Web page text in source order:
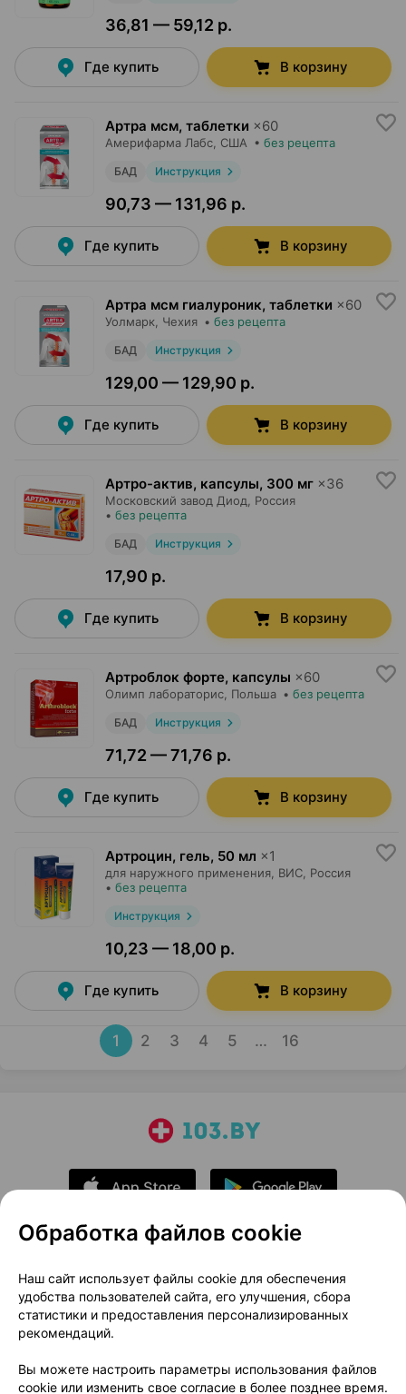
36,81 — 59,12 р.
Где купить В корзину
Артра мсм, таблетки ×60
Америфарма Лабс , США • без рецепта
БАД Инструкция
90,73 — 131,96 р.
Где купить В корзину
Артра мсм гиалуроник, таблетки ×60
Уолмарк , Чехия • без рецепта
БАД Инструкция
129,00 — 129,90 р.
Где купить В корзину
Артро-актив, капсулы, 300 мг ×36
Московский завод Диод , Россия
• без рецепта
БАД Инструкция
17,90 р.
Где купить В корзину
Артроблок форте, капсулы ×60
Олимп лабораторис , Польша • без рецепта
БАД Инструкция
71,72 — 71,76 р.
Где купить В корзину
Артроцин, гель, 50 мл ×1
для наружного применения, ВИС , Россия
• без рецепта
Инструкция
10,23 — 18,00 р.
Где купить В корзину
1 2 3 4 5 … 16
О проекте
Новости проекта
Размещение рекламы
Медицинский маркетинг
Публичный договор
Доставка
Способы оплаты
Вакансии Партнеры
Обработка файлов cookie
Наш сайт использует файлы cookie для обеспечения
удобства пользователей сайта, его улучшения, сбора
статистики и предоставления персонализированных
рекомендаций.
Вы можете настроить параметры использования файлов
cookie или изменить свое согласие в более позднее время.